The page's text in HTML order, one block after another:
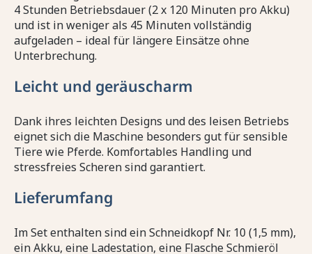
4 Stunden Betriebsdauer (2 x 120 Minuten pro Akku)
und ist in weniger als 45 Minuten vollständig
aufgeladen – ideal für längere Einsätze ohne
Unterbrechung.
Leicht und geräuscharm
Dank ihres leichten Designs und des leisen Betriebs
eignet sich die Maschine besonders gut für sensible
Tiere wie Pferde. Komfortables Handling und
stressfreies Scheren sind garantiert.
Lieferumfang
Im Set enthalten sind ein Schneidkopf Nr. 10 (1,5 mm),
ein Akku, eine Ladestation, eine Flasche Schmieröl